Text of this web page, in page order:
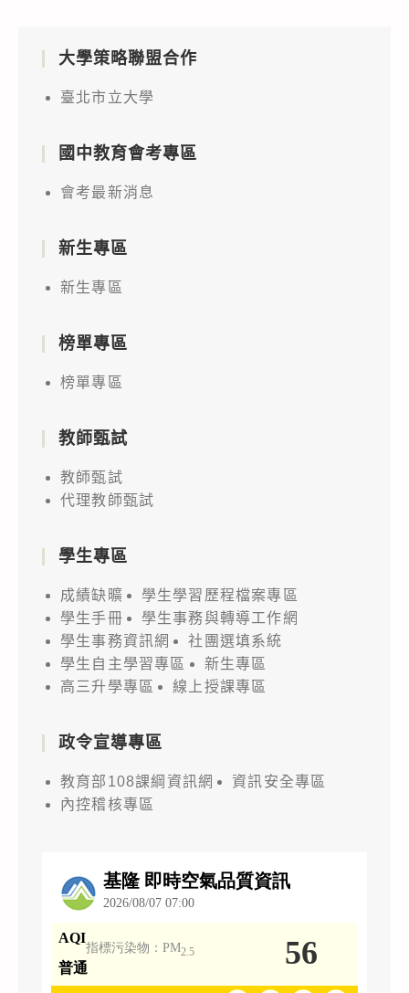
大學策略聯盟合作
臺北市立大學
國中教育會考專區
會考最新消息
新生專區
新生專區
榜單專區
榜單專區
教師甄試
教師甄試
代理教師甄試
學生專區
成績缺曠
學生學習歷程檔案專區
學生手冊
學生事務與轉導工作網
學生事務資訊網
社團選填系統
學生自主學習專區
新生專區
高三升學專區
線上授課專區
政令宣導專區
教育部108課綱資訊網
資訊安全專區
內控稽核專區